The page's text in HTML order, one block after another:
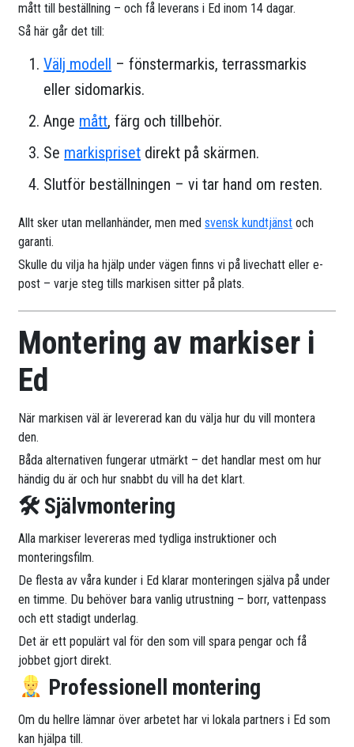
mått till beställning – och få leverans i Ed inom 14 dagar.
Så här går det till:
Välj modell – fönstermarkis, terrassmarkis
eller sidomarkis.
Ange mått, färg och tillbehör.
Se markispriset direkt på skärmen.
Slutför beställningen – vi tar hand om resten.
Allt sker utan mellanhänder, men medsvensk kundtjänst och
garanti.
Skulle du vilja ha hjälp under vägen finns vi på livechatt eller e-
post – varje steg tills markisen sitter på plats.
Montering av markiser i
Ed
När markisen väl är levererad kan du välja hur du vill montera
den.
Båda alternativen fungerar utmärkt – det handlar mest om hur
händig du är och hur snabbt du vill ha det klart.
🛠 Självmontering
Alla markiser levereras med tydliga instruktioner och
monteringsfilm.
De flesta av våra kunder i Ed klarar monteringen själva på under
en timme. Du behöver bara vanlig utrustning – borr, vattenpass
och ett stadigt underlag.
Det är ett populärt val för den som vill spara pengar och få
jobbet gjort direkt.
Professionell montering
Om du hellre lämnar över arbetet har vi lokala partners i Ed som
kan hjälpa till.